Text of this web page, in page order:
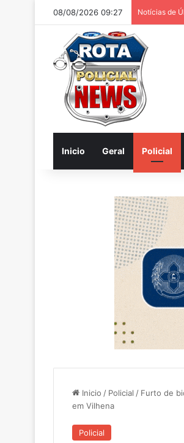
08/08/2026 09:27 Notícias de
Inicio Geral Policial
Inicio / Policial / Furto de
em Vilhena
Policial